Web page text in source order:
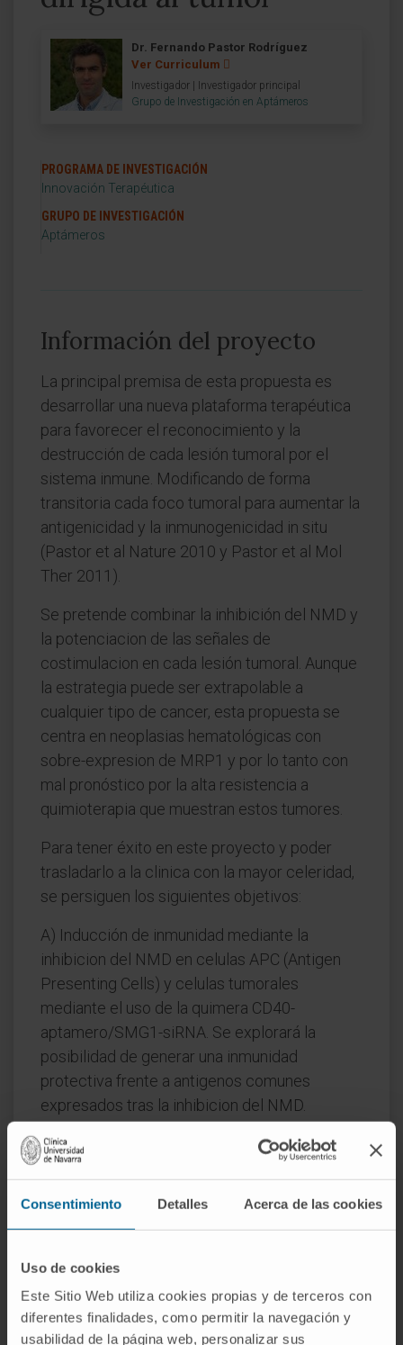
Consentimiento Detalles Acerca de las cookies
Uso de cookies
Este Sitio Web utiliza cookies propias y de terceros con
diferentes finalidades, como permitir la navegación y
usabilidad de la página web, personalizar sus
Dr. Fernando Pastor Rodríguez
Ver Curriculum
Investigador | Investigador principal
Grupo de Investigación en Aptámeros
PROGRAMA DE INVESTIGACIÓN
Innovación Terapéutica
GRUPO DE INVESTIGACIÓN
Aptámeros
Información del proyecto
La principal premisa de esta propuesta es
desarrollar una nueva plataforma terapéutica
para favorecer el reconocimiento y la
destrucción de cada lesión tumoral por el
sistema inmune. Modificando de forma
transitoria cada foco tumoral para aumentar la
antigenicidad y la inmunogenicidad in situ
(Pastor et al Nature 2010 y Pastor et al Mol
Ther 2011).
Se pretende combinar la inhibición del NMD y
la potenciacion de las señales de
costimulacion en cada lesión tumoral. Aunque
la estrategia puede ser extrapolable a
cualquier tipo de cancer, esta propuesta se
centra en neoplasias hematológicas con
sobre-expresion de MRP1 y por lo tanto con
mal pronóstico por la alta resistencia a
quimioterapia que muestran estos tumores.
Para tener éxito en este proyecto y poder
trasladarlo a la clinica con la mayor celeridad,
se persiguen los siguientes objetivos:
A) Inducción de inmunidad mediante la
inhibicion del NMD en celulas APC (Antigen
Presenting Cells) y celulas tumorales
mediante el uso de la quimera CD40-
aptamero/SMG1-siRNA. Se explorará la
posibilidad de generar una inmunidad
protectiva frente a antigenos comunes
expresados tras la inhibicion del NMD.
B) Potenciación de la activación del sistema
inmune en contacto con células tumorales
sinergismo. En este apartado se realizarán
estudios de como la combinacion de ambas